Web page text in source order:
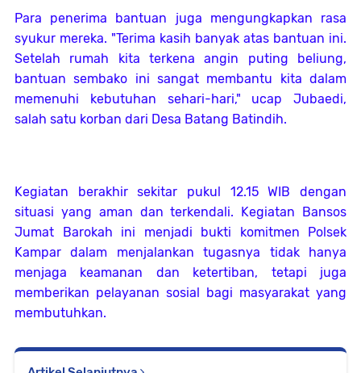
Para penerima bantuan juga mengungkapkan rasa
syukur mereka. "Terima kasih banyak atas bantuan ini.
Setelah rumah kita terkena angin puting beliung,
bantuan sembako ini sangat membantu kita dalam
memenuhi kebutuhan sehari-hari," ucap Jubaedi,
salah satu korban dari Desa Batang Batindih.
Kegiatan berakhir sekitar pukul 12.15 WIB dengan
situasi yang aman dan terkendali. Kegiatan Bansos
Jumat Barokah ini menjadi bukti komitmen Polsek
Kampar dalam menjalankan tugasnya tidak hanya
menjaga keamanan dan ketertiban, tetapi juga
memberikan pelayanan sosial bagi masyarakat yang
membutuhkan.